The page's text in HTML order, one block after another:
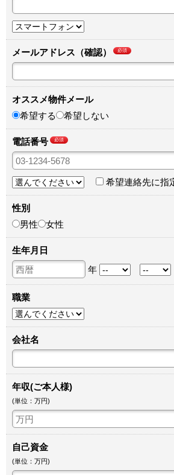
メールアドレス（確認） 必須
オススメ物件メール
希望する
希望しない
電話番号 必須
希望連絡先に指
性別
男性
女性
生年月日
年
職業
会社名
年収(ご本人様)
(単位：万円)
自己資金
(単位：万円)